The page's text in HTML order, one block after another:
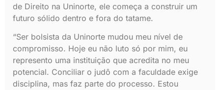
de Direito na Uninorte, ele começa a construir um
futuro sólido dentro e fora do tatame.
“Ser bolsista da Uninorte mudou meu nível de
compromisso. Hoje eu não luto só por mim, eu
represento uma instituição que acredita no meu
potencial. Conciliar o judô com a faculdade exige
disciplina, mas faz parte do processo. Estou